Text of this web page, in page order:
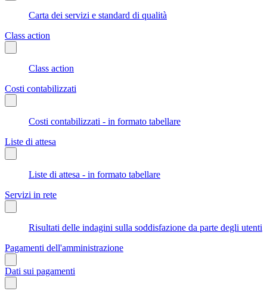
Carta dei servizi e standard di qualità
Class action
Class action
Costi contabilizzati
Costi contabilizzati - in formato tabellare
Liste di attesa
Liste di attesa - in formato tabellare
Servizi in rete
Risultati delle indagini sulla soddisfazione da parte degli utenti
Pagamenti dell'amministrazione
Dati sui pagamenti